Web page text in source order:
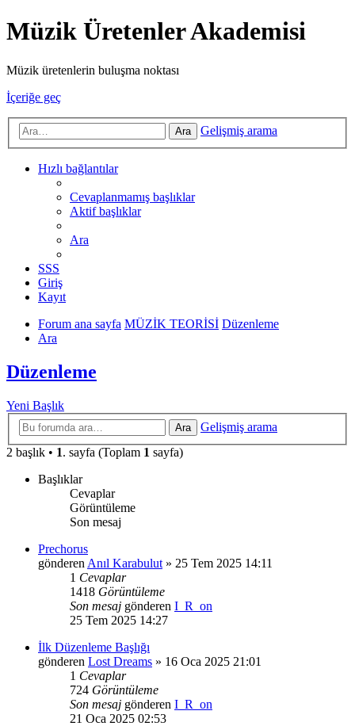
Müzik Üretenler Akademisi
Müzik üretenlerin buluşma noktası
İçeriğe geç
Ara Gelişmiş arama
Hızlı bağlantılar
Cevaplanmamış başlıklar
Aktif başlıklar
Ara
SSS
Giriş
Kayıt
Forum ana sayfa MÜZİK TEORİSİ Düzenleme
Ara
Düzenleme
Yeni Başlık
Ara
Gelişmiş arama
2 başlık • 1. sayfa (Toplam 1 sayfa)
Başlıklar
Cevaplar
Görüntüleme
Son mesaj
Prechorus
gönderen Anıl Karabulut » 25 Tem 2025 14:11
1 Cevaplar
1418 Görüntüleme
Son mesaj gönderen I_R_on
25 Tem 2025 14:27
İlk Düzenleme Başlığı
gönderen Lost Dreams » 16 Oca 2025 21:01
1 Cevaplar
724 Görüntüleme
Son mesaj gönderen I_R_on
21 Oca 2025 02:53